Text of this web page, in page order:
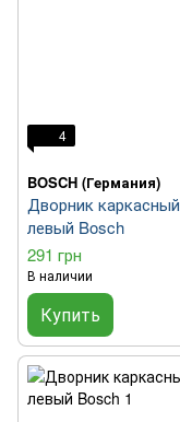
4
BOSCH (Германия)
Дворник каркасный
левый Bosch
291 грн
В наличии
Купить